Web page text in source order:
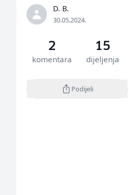
D. B.
30.05.2024.
2
komentara
15
dijeljenja
Podijeli